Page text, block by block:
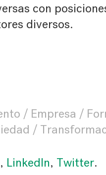
con
diversos.
Empresa
, LinkedIn, Twitter.